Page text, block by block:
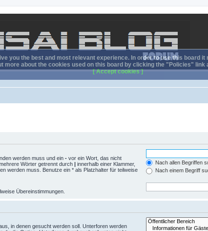
werden muss und ein - vor ein Wort, das nicht
Wörter getrennt durch | innerhalb einer Klammer,
werden muss. Benutze ein * als Platzhalter für teilweise
Nach allen Begriffen
Nach einem Begriff
Übereinstimmungen.
in denen gesucht werden soll. Unterforen werden
you the best and most relevant experience. In order to use this board
more about the cookies used on this board by clicking the "Policies" link
[ Accept cookies ]